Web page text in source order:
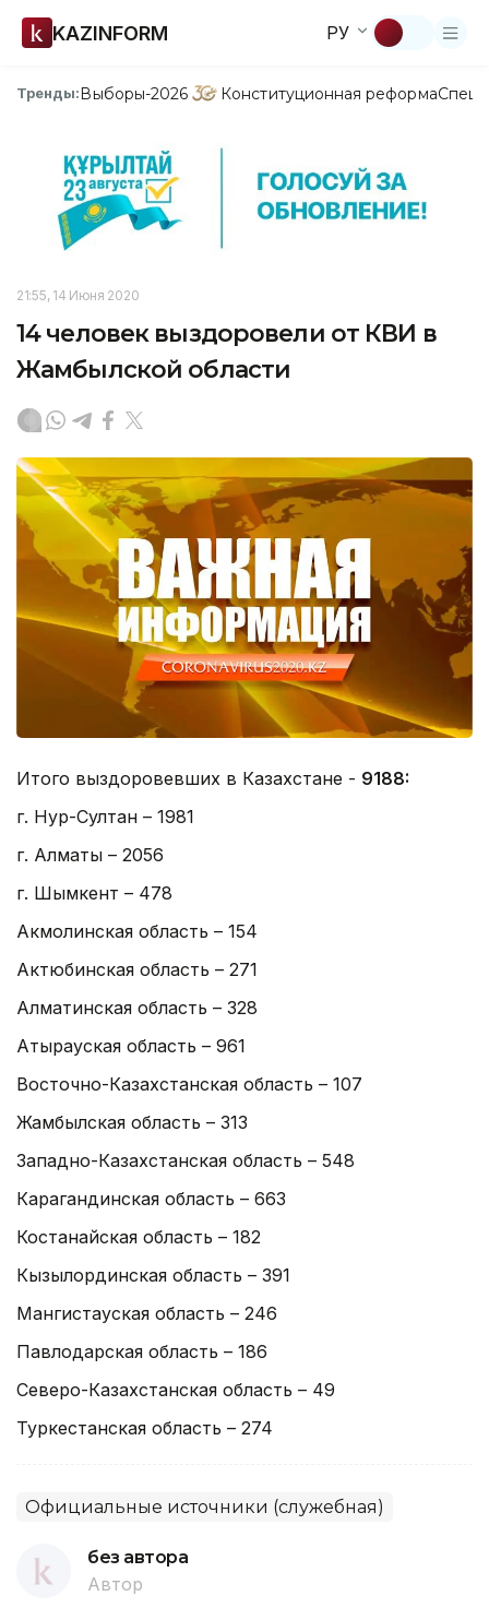
KAZINFORM РУ
Тренды:Выборы-2026 Конституционная реформа
21:55, 14 Июня 2020
14 человек выздоровели от КВИ в
Жамбылской области
Итого выздоровевших в Казахстане - 9188:
г. Нур-Султан – 1981
г. Алматы – 2056
г. Шымкент – 478
Акмолинская область – 154
Актюбинская область – 271
Алматинская область – 328
Атырауская область – 961
Восточно-Казахстанская область – 107
Жамбылская область – 313
Западно-Казахстанская область – 548
Карагандинская область – 663
Костанайская область – 182
Кызылординская область – 391
Мангистауская область – 246
Павлодарская область – 186
Северо-Казахстанская область – 49
Туркестанская область – 274
Официальные источники (служебная)
без автора
Автор